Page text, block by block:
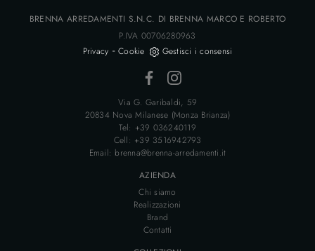
BRENNA ARREDAMENTI S.N.C. DI BRENNA MARCO E ROBERTO
P.IVA 00706280963
Privacy -Cookie Gestisci i consensi
Via G. Garibaldi, 59
20834 Nova Milanese (Monza Brianza)
Tel: +39 036240119
Cell: +39 3516942793
Email: brenna@brenna-arredamenti.it
AZIENDA
Chi siamo
Realizzazioni
Brand
Contatti